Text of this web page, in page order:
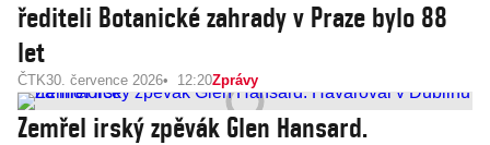
řediteli Botanické zahrady v Praze bylo 88
let
ČTK30. července 2026 12:20Zprávy
Zemřel irský zpěvák Glen Hansard.